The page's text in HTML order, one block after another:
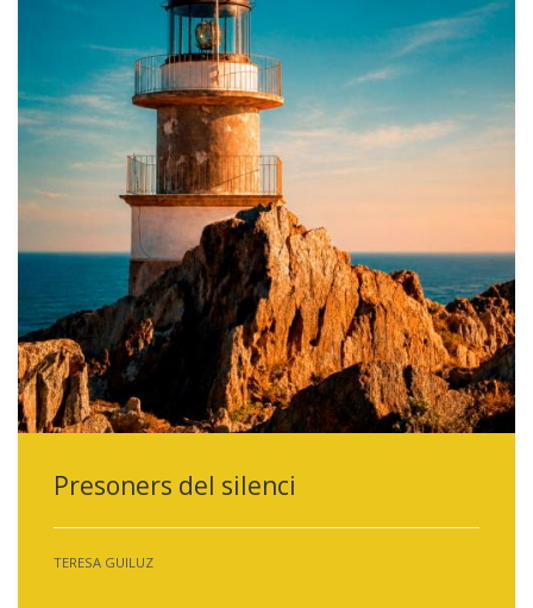
Presoners del silenci
TERESA GUILUZ